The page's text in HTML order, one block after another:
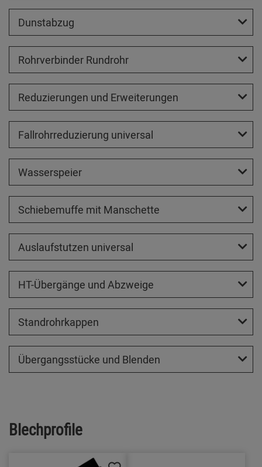
Dunstabzug
Rohrverbinder Rundrohr
Reduzierungen und Erweiterungen
Fallrohrreduzierung universal
Wasserspeier
Schiebemuffe mit Manschette
Auslaufstutzen universal
HT-Übergänge und Abzweige
Standrohrkappen
Übergangsstücke und Blenden
Blechprofile